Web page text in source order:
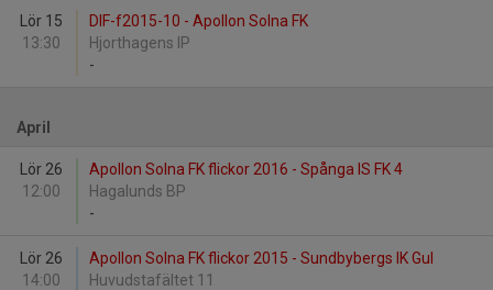
Lör 15
13:30
DIF-f2015-10 - Apollon Solna FK
Hjorthagens IP
-
April
Lör 26
12:00
Apollon Solna FK flickor 2016 - Spånga IS FK 4
Hagalunds BP
-
Lör 26
14:00
Apollon Solna FK flickor 2015 - Sundbybergs IK Gul
Huvudstafältet 11